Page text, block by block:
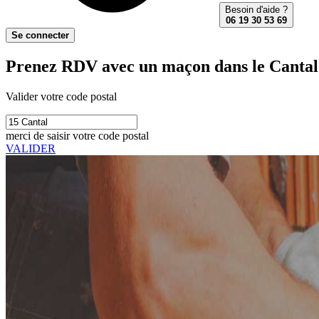
Besoin d'aide ?
06 19 30 53 69
Se connecter
Prenez RDV avec un maçon dans le
Valider votre code postal
merci de saisir votre code postal
VALIDER